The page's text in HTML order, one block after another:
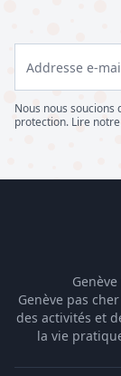
Nous nous soucions
protection. Lire notre
Genève pas
des activités et
la vie